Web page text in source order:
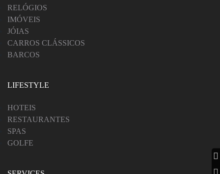
RELÓGIOS
IMÓVEIS
JÓIAS
CARROS CLÁSSICOS
BARCOS
LIFESTYLE
HOTEIS
RESTAURANTES
SPAS
GOLFE